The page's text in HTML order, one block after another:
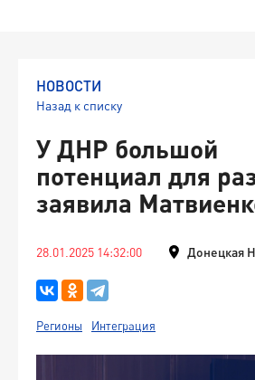
НОВОСТИ
Назад к списку
У ДНР большой
потенциал для
заявила
28.01.2025 14:32:00 Донецкая
Регионы Интеграция